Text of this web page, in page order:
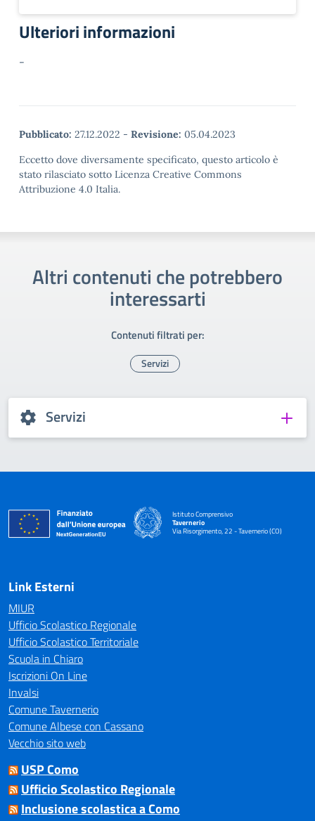
Ulteriori informazioni
-
Pubblicato: 27.12.2022 - Revisione: 05.04.2023
Eccetto dove diversamente specificato, questo articolo è
stato rilasciato sotto Licenza Creative Commons
Attribuzione 4.0 Italia.
Altri contenuti che potrebbero
interessarti
Contenuti filtrati per:
Servizi
Servizi
Istituto Comprensivo
Tavernerio
Via Risorgimento, 22 - Tavernerio (CO)
— Visita la pagina iniziale della scuola
Link Esterni
MIUR
Ufficio Scolastico Regionale
Ufficio Scolastico Territoriale
Scuola in Chiaro
Iscrizioni On Line
Invalsi
Comune Tavernerio
Comune Albese con Cassano
Vecchio sito web
USP Como
Ufficio Scolastico Regionale
Inclusione scolastica a Como